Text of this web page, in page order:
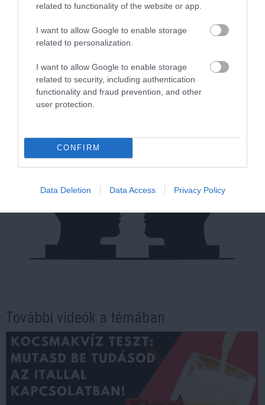
related to functionality of the website or app.
I want to allow Google to enable storage
related to personalization.
I want to allow Google to enable storage
related to security, including authentication
functionality and fraud prevention, and other
user protection.
CONFIRM
Data Deletion Data Access Privacy Policy
Kép és a videó forrása: https://www.youtube.com/watch?
v=jf4B71tyOlc
További videók a témában